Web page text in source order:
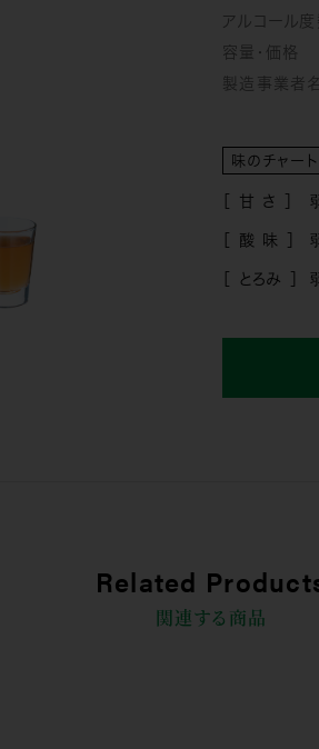
アルコール度
容量・価格
製造事業者名
味のチャート
［ 甘 さ ］
［ 酸 味 ］
［ とろみ ］
Related
関連する商品